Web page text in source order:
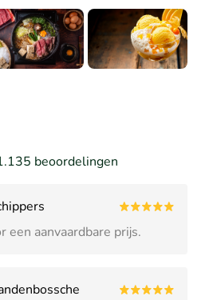
beoordelingen
een aanvaardbare prijs.